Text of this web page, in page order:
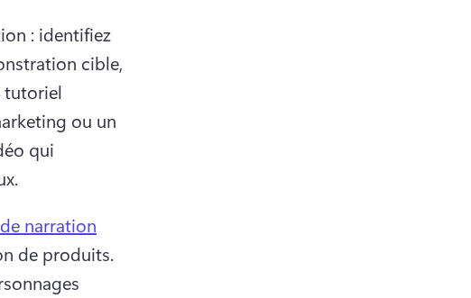
: identifiez
cible,
tutoriel
ou un
qui
narration